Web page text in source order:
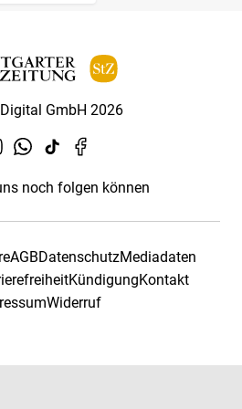
GmbH 2026
noch folgen können
AGBDatenschutzMediadaten
KündigungKontakt
Widerruf